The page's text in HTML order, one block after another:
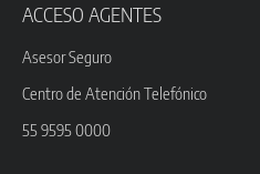
ACCESO AGENTES
Asesor Seguro
Centro de Atención Telefónico
55 9595 0000